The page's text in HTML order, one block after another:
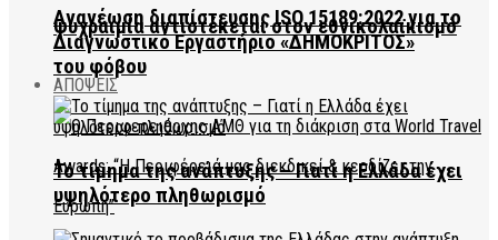
ψυχραιμία αντιστέκεται στον εθνικολαϊκισμό
του φόβου
Ανανέωση διαπίστευσης ISO 15189:2022 για το
Διαγνωστικό Εργαστήριο «ΔΗΜΟΚΡΙΤΟΣ»
ΑΠΟΨΕΙΣ
Το τίμημα της ανάπτυξης – Γιατί η Ελλάδα έχει
υψηλότερο πληθωρισμό